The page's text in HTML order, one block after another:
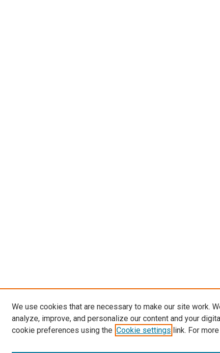
We use cookies that are necessary to make our site work.
analyze, improve, and personalize our content and your
cookie preferences using the Cookie settings link. For